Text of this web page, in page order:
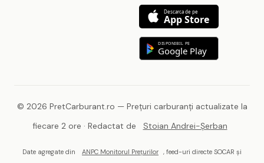
Descarca de pe
App Store
DISPONIBIL PE
Google Play
© 2026 PretCarburant.ro — Prețuri carburanți actualizate la
fiecare 2 ore · Redactat de
Stoian Andrei-Șerban
Date agregate din ANPC Monitorul Prețurilor , feed-uri directe SOCAR și